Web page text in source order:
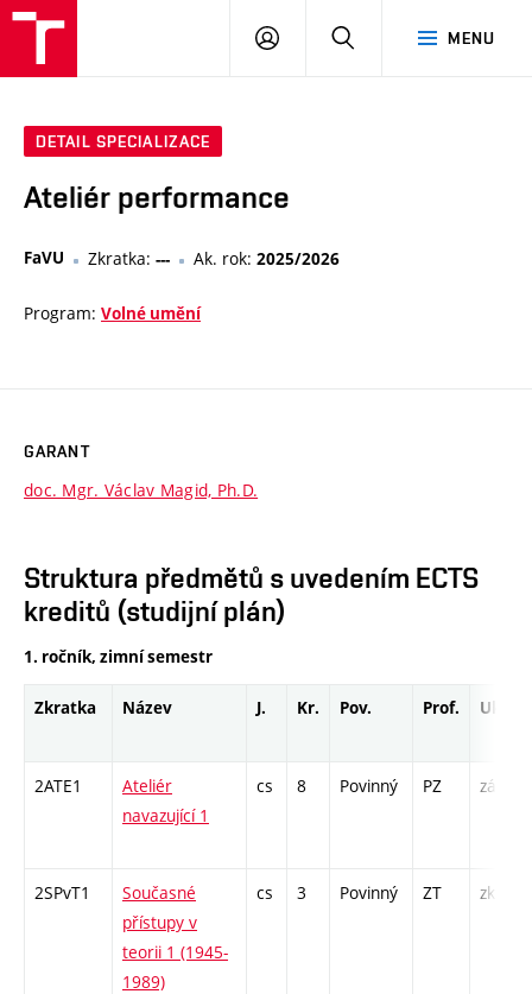
MENU
PŘIHLÁSIT
DETAIL SPECIALIZACE
Ateliér performance
FaVU Zkratka: --- Ak. rok: 2025/2026
Program: Volné umění
GARANT
doc. Mgr. Václav Magid, Ph.D.
Struktura předmětů s uvedením ECTS
kreditů (studijní plán)
1. ročník, zimní semestr
Zkratka Název J. Kr. Pov. Prof. Uk.
2ATE1
Ateliér
navazující 1
cs 8 Povinný PZ zá
2SPvT1
Současné
přístupy v
teorii 1 (1945-
1989)
cs 3 Povinný ZT zk